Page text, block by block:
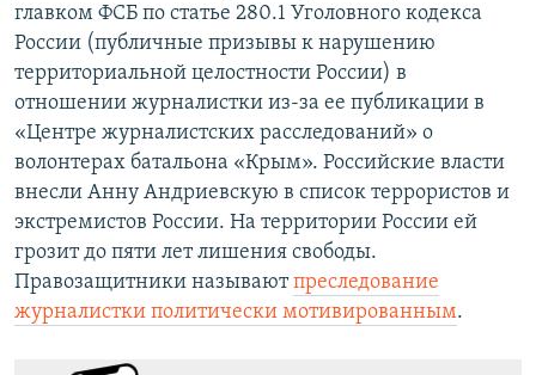
главком ФСБ по статье 280.1 Уголовного кодекса
России (публичные призывы к нарушению
территориальной целостности России) в
отношении журналистки из-за ее публикации в
«Центре журналистских расследований» о
волонтерах батальона «Крым». Российские власти
внесли Анну Андриевскую в список террористов и
экстремистов России. На территории России ей
грозит до пяти лет лишения свободы.
Правозащитники называютпреследование
журналистки политически мотивированным.